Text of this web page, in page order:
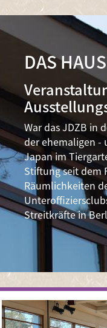
DAS HAUS
War das JDZB in
der ehemaligen -
Japan im
Stiftung seit dem
Räumlichkeiten
Streitkräfte in
Image